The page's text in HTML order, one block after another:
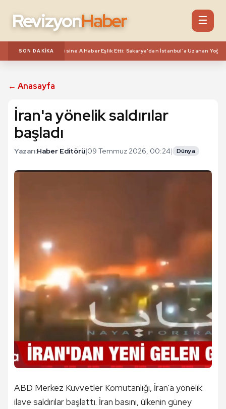
RevizyonHaber ☰
SON DAKIKA
15 Saati Aşan Mesaisine A Haber Eşlik Etti: Sakarya'dan İstanbul'a Uzanan Yoğun
← Anasayfa
İran'a yönelik saldırılar
başladı
Yazarı:Haber Editörü|09 Temmuz 2026, 00:24| Dünya
ABD Merkez Kuvvetler Komutanlığı, İran'a yönelik
ilave saldırılar başlattı. İran basını, ülkenin güney